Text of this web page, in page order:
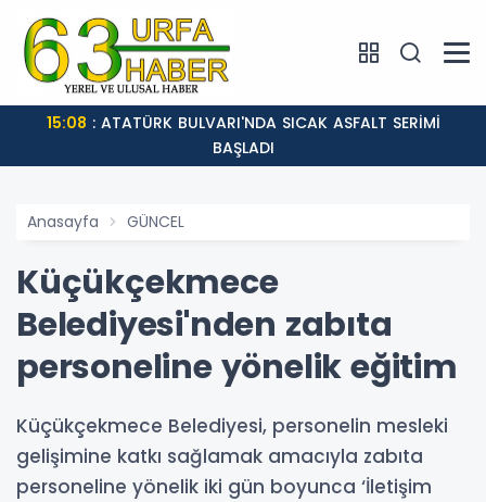
15:08
BAŞLADI
Anasayfa GÜNCEL
Küçükçekmece
Belediyesi'nden zabıta
personeline yönelik eğitim
Küçükçekmece Belediyesi, personelin mesleki
gelişimine katkı sağlamak amacıyla zabıta
personeline yönelik iki gün boyunca ‘İletişim